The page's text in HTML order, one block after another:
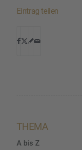
Eintrag teilen
THEMA
A bis Z